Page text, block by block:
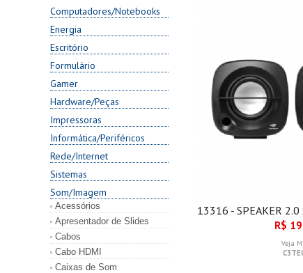
Computadores/Notebooks
Energia
Escritório
Formulário
Gamer
Hardware/Peças
Impressoras
Informática/Periféricos
Rede/Internet
Sistemas
Som/Imagem
Acessórios
Apresentador de Slides
Cabos
Cabo HDMI
Caixas de Som
13316 - SPEAKER
R$
Veja